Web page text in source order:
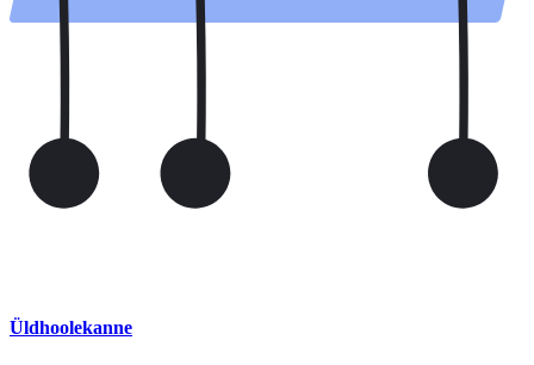
Üldhoolekanne